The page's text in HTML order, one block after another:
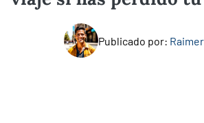
Publicado por: